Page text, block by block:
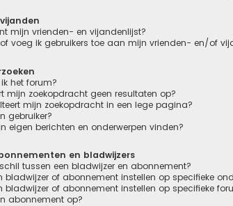
mijn vrienden- en vijandenlijst?
of voeg ik gebruikers toe aan mijn vrienden- en/of
het forum?
mijn zoekopdracht geen resultaten op?
mijn zoekopdracht in een lege pagina?
gebruiker?
eigen berichten en onderwerpen vinden?
en bladwijzers
tussen een bladwijzer en abonnement?
bladwijzer of abonnement instellen op specifieke
bladwijzer of abonnement instellen op specifieke
abonnement op?